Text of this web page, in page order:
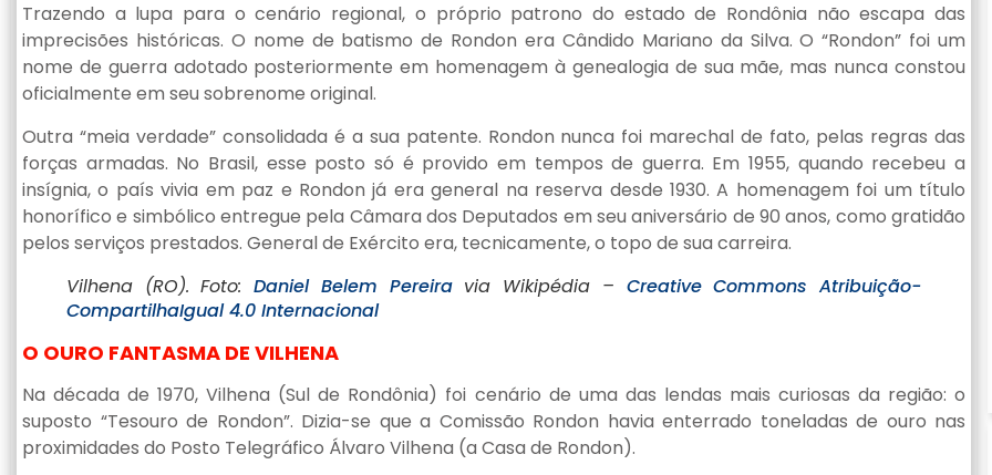
Trazendo a lupa para o cenário regional, o próprio patrono do estado de Rondônia não escapa das
imprecisões históricas. O nome de batismo de Rondon era Cândido Mariano da Silva. O “Rondon” foi um
nome de guerra adotado posteriormente em homenagem à genealogia de sua mãe, mas nunca constou
oficialmente em seu sobrenome original.
Outra “meia verdade” consolidada é a sua patente. Rondon nunca foi marechal de fato, pelas regras das
forças armadas. No Brasil, esse posto só é provido em tempos de guerra. Em 1955, quando recebeu a
insígnia, o país vivia em paz e Rondon já era general na reserva desde 1930. A homenagem foi um título
honorífico e simbólico entregue pela Câmara dos Deputados em seu aniversário de 90 anos, como gratidão
pelos serviços prestados. General de Exército era, tecnicamente, o topo de sua carreira.
Vilhena (RO). Foto:Daniel Belem Pereiravia Wikipédia – Creative Commons Atribuição-
CompartilhaIgual 4.0 Internacional
O OURO FANTASMA DE VILHENA
Na década de 1970, Vilhena (Sul de Rondônia) foi cenário de uma das lendas mais curiosas da região: o
suposto “Tesouro de Rondon”. Dizia-se que a Comissão Rondon havia enterrado toneladas de ouro nas
proximidades do Posto Telegráfico Álvaro Vilhena (a Casa de Rondon).